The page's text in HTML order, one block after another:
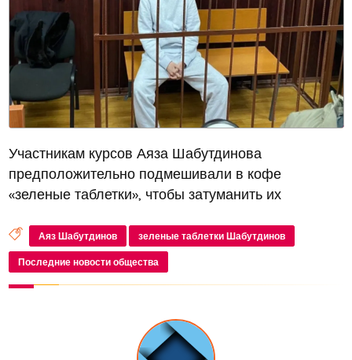
Участникам курсов Аяза Шабутдинова
предположительно подмешивали в кофе
«зеленые таблетки», чтобы затуманить их
Аяз Шабутдинов зеленые таблетки Шабутдинов
Последние новости общества